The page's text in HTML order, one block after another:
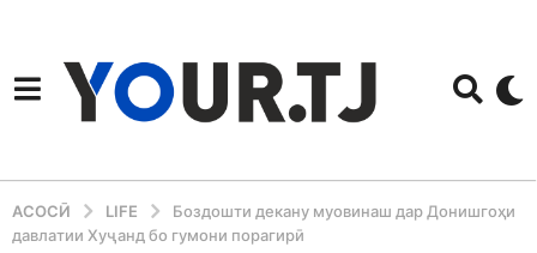
АСОСӢ LIFE
Боздошти декану муовинаш дар Донишгоҳи
давлатии Хуҷанд бо гумони порагирӣ